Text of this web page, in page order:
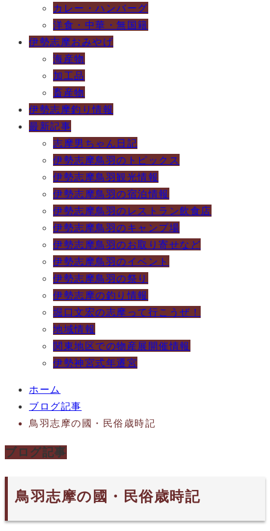
カレー・ハンバーグ
洋食・中華・無国籍
伊勢志摩おみやげ
海産物
加工品
畜産物
伊勢志摩釣り情報
最新記事
志摩男ちゃん日記
伊勢志摩鳥羽のトピックス
伊勢志摩鳥羽観光情報
伊勢志摩鳥羽の宿泊情報
伊勢志摩鳥羽のレストラン飲食店
伊勢志摩鳥羽のキャンプ場
伊勢志摩鳥羽のお取り寄せなど
伊勢志摩鳥羽のイベント
伊勢志摩鳥羽の祭り
伊勢志摩の釣り情報
堀口文宏の志摩って行こうぜ！
地域情報
関東地区での物産展開催情報
伊勢神宮式年遷宮
ホーム
ブログ記事
鳥羽志摩の國・民俗歳時記
ブログ記事
鳥羽志摩の國・民俗歳時記